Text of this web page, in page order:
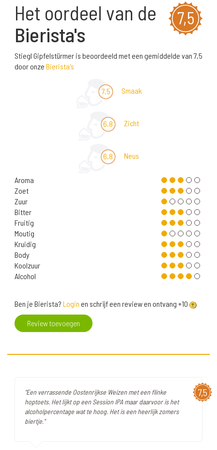
7,5
Het oordeel van de
Bierista's
Stiegl Gipfelstürmer is beoordeeld met een gemiddelde van 7,5
door onze Bierista's
7,5 Smaak
6,8 Zicht
6,8 Neus
Aroma
Zoet
Zuur
Bitter
Fruitig
Moutig
Kruidig
Body
Koolzuur
Alcohol
Ben je Bierista? Login en schrijf een review en ontvang +10
Review toevoegen
7,5
"Een verrassende Oostenrijkse Weizen met een flinke
hoptoets. Het lijkt op een Session IPA maar daarvoor is het
alcoholpercentage wat te hoog. Het is een heerlijk zomers
biertje."